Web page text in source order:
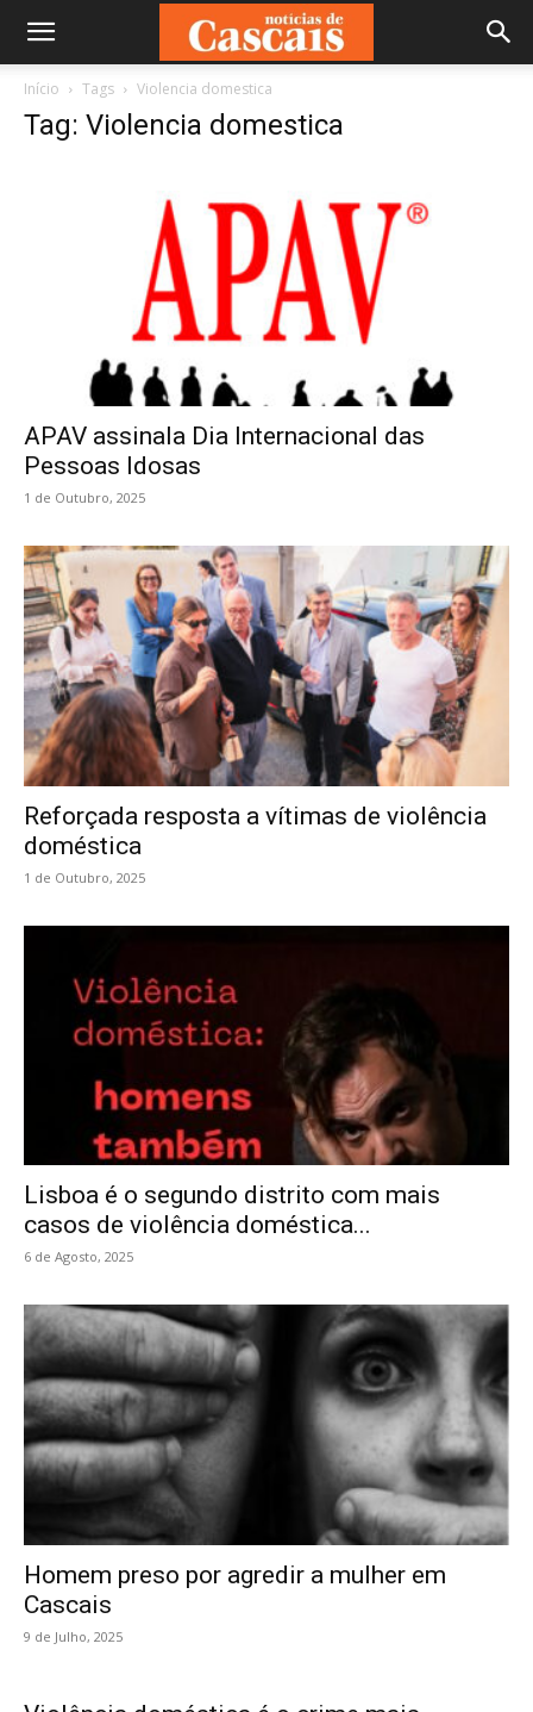
Início Tags Violencia domestica
Tag: Violencia domestica
APAV assinala Dia Internacional das
Pessoas Idosas
1 de Outubro, 2025
Reforçada resposta a vítimas de violência
doméstica
1 de Outubro, 2025
Lisboa é o segundo distrito com mais
casos de violência doméstica...
6 de Agosto, 2025
Homem preso por agredir a mulher em
Cascais
9 de Julho, 2025